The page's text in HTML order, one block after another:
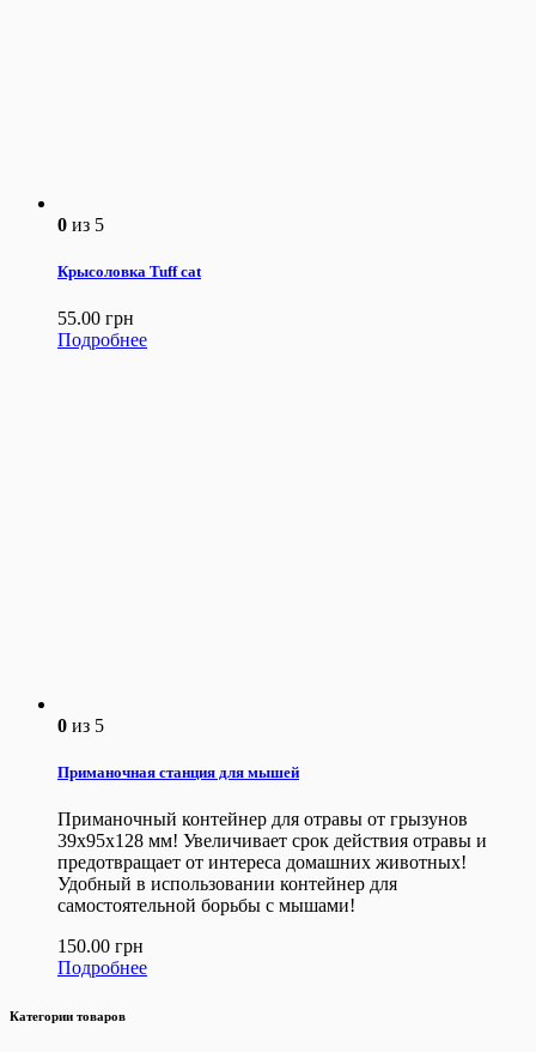
0 из 5
Крысоловка Tuff cat
55.00 грн
Подробнее
0 из 5
Приманочная станция для мышей
Приманочный контейнер для отравы от грызунов
39х95х128 мм! Увеличивает срок действия отравы и
предотвращает от интереса домашних животных!
Удобный в использовании контейнер для
самостоятельной борьбы с мышами!
150.00 грн
Подробнее
Категории товаров